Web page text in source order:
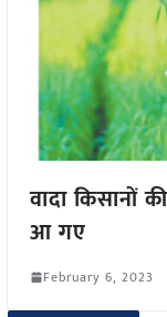
वादा किसानों
आ गए
February 6, 2023